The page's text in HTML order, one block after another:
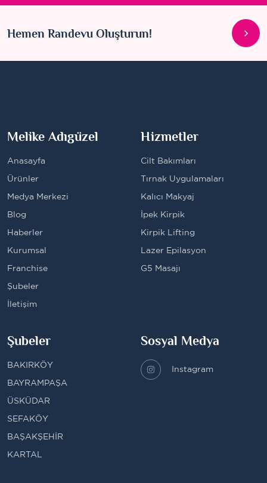
Hemen Randevu Oluşturun!
Melike Adıgüzel
Anasayfa
Ürünler
Medya Merkezi
Blog
Haberler
Kurumsal
Franchise
Şubeler
İletişim
Hizmetler
Cilt Bakımları
Tırnak Uygulamaları
Kalıcı Makyaj
İpek Kirpik
Kirpik Lifting
Lazer Epilasyon
G5 Masajı
Şubeler
BAKIRKÖY
BAYRAMPAŞA
ÜSKÜDAR
SEFAKÖY
BAŞAKŞEHİR
KARTAL
Sosyal Medya
Instagram